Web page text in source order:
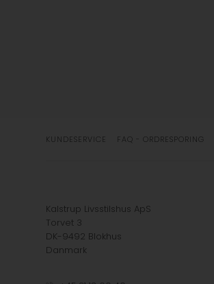
KUNDESERVICE FAQ - ORDRESPORING
Kalstrup Livsstilshus ApS
Torvet 3
DK-9492 Blokhus
Danmark